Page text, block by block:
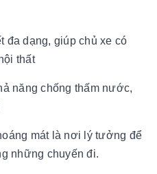
đa dạng, giúp chủ xe có
thất
năng chống thấm nước,
mát là nơi lý tưởng để
những chuyến đi.